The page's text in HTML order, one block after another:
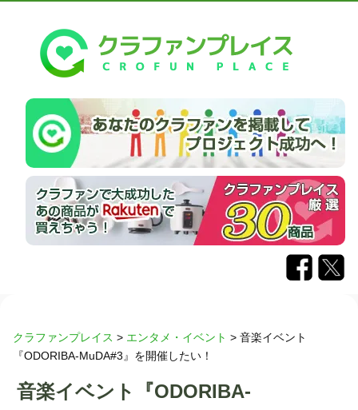
クラファンプレイス > エンタメ・イベント > 音楽イベント
『ODORIBA-MuDA#3』を開催したい！
音楽イベント『ODORIBA-